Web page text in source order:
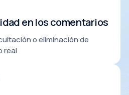
en los comentarios
o eliminación de
real